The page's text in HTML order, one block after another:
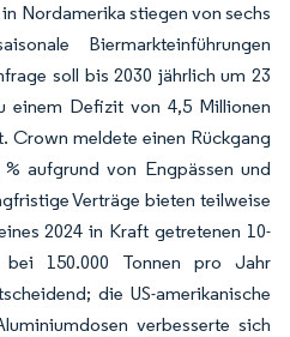
Nordamerika stiegen von sechs
Biermarkteinführungen
soll bis 2030 jährlich um 23
einem Defizit von 4,5 Millionen
Crown meldete einen Rückgang
aufgrund von Engpässen und
Verträge bieten teilweise
2024 in Kraft getretenen 10-
bei 150.000 Tonnen pro Jahr
die US-amerikanische
verbesserte sich